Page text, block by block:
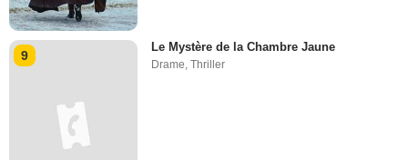
9
Le Mystère de la Chambre Jaune
Drame ,Thriller